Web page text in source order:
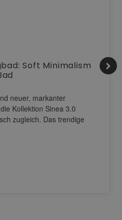
Soft Minimalism
neuer, markanter
Kollektion Sinea 3.0
zugleich. Das trendige